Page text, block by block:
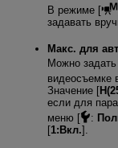
В режиме [
задавать
Макс. для
Можно
видеосъемке
Значение [
если для
меню [
:
[1:Вкл.].